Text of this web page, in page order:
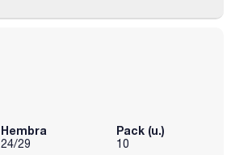
Hembra
24/29
Pack (u.)
10